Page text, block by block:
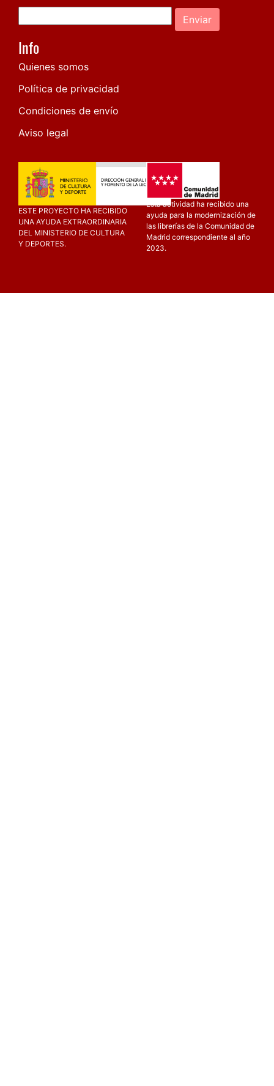
Enviar
Info
Quienes somos
Política de privacidad
Condiciones de envío
Aviso legal
ESTE PROYECTO HA RECIBIDO
UNA AYUDA EXTRAORDINARIA
DEL MINISTERIO DE CULTURA
Y DEPORTES.
Esta actividad ha recibido una
ayuda para la modernización de
las librerías de la Comunidad de
Madrid correspondiente al año
2023.